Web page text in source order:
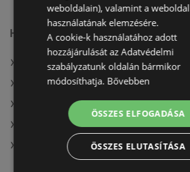
Hasonló kiskereskedők
A(z) Vianni ajánlatai
A(z) goods market ajánlatai
A(z) Alma Gyógyszertárak ajánlatai
A(z) Douglas ajánlatai
A(z) Rossmann ajánlatai
weboldalain), valamint a weboldal
használatának elemzésére.
A cookie-k használatához adott
hozzájárulását az Adatvédelmi
szabályzatunk oldalán bármikor
módosíthatja. Bővebben
ÖSSZES ELFOGADÁSA
ÖSSZES ELUTASÍTÁSA